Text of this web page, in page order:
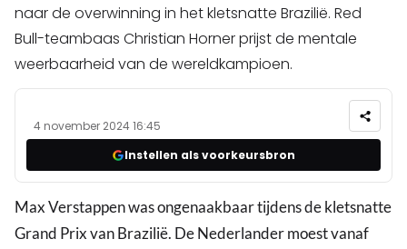
naar de overwinning in het kletsnatte Brazilië. Red
Bull-teambaas Christian Horner prijst de mentale
weerbaarheid van de wereldkampioen.
4 november 2024 16:45
Instellen als voorkeursbron
Max Verstappen was ongenaakbaar tijdens de kletsnatte
Grand Prix van Brazilië. De Nederlander moest vanaf